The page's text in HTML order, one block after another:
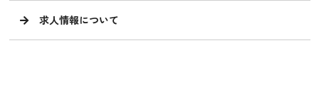
求人情報について